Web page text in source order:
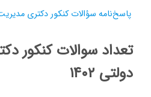
پاسخ‌نامه سؤالات کنکور دکتری
تعداد سوالات کنکور
دولتی ۱۴۰۲